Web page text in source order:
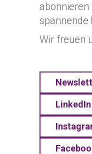
spannende
Wir freuen
LinkedIn